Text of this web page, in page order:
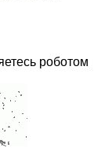
роботом